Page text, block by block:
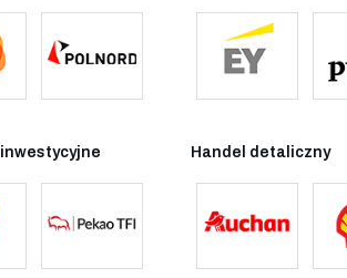
Handel detaliczny